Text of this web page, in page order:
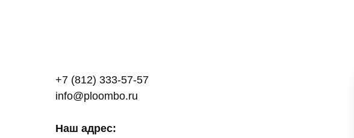
+7 (812) 333-57-57
info@ploombo.ru
Наш адрес: